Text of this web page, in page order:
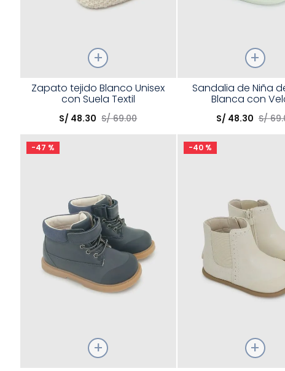
Talla
Elige una opción
Zapato tejido Blanco Unisex
con Suela Textil
S/ 48.30 S/ 69.00
Talla
Elige una opción
Sandalia de Niña
Blanca con
S/ 48.30 S/ 69.
-47 % -40 %